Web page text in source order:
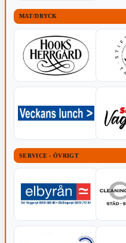
MAT/DRYCK
SERVICE - ÖVRIGT